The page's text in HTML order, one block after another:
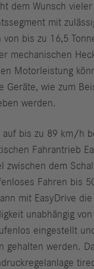
dem Wunsch
mit
von bis zu 16,5
mechanischen
Motorleistung
Geräte, wie zum
werden.
auf bis zu 89 km/h
Fahrantrieb
zwischen dem
Fahren bis
mit EasyDrive die
unabhängig
eingestellt
gehalten werden.